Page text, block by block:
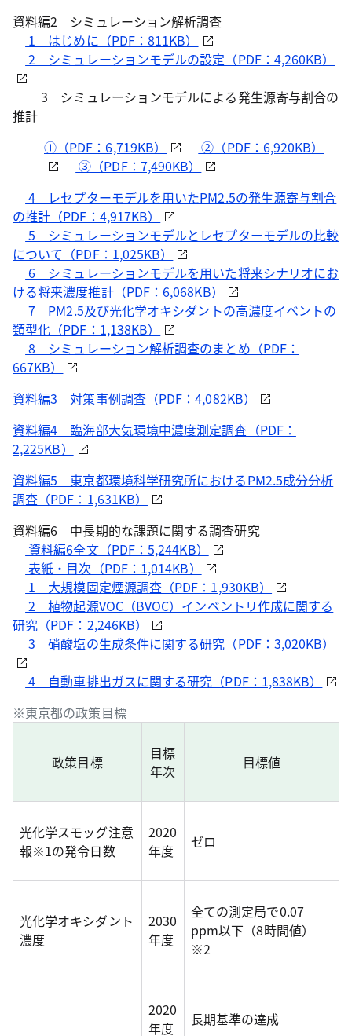
資料編2 シミュレーション解析調査
1 はじめに（PDF：811KB）
2 シミュレーションモデルの設定（PDF：4,260KB）
3 シミュレーションモデルによる発生源寄与割合の
推計
①（PDF：6,719KB）
②（PDF：6,920KB）
③（PDF：7,490KB）
4 レセプターモデルを用いたPM2.5の発生源寄与割合
の推計（PDF：4,917KB）
5 シミュレーションモデルとレセプターモデルの比較
について（PDF：1,025KB）
6 シミュレーションモデルを用いた将来シナリオにお
ける将来濃度推計（PDF：6,068KB）
7 PM2.5及び光化学オキシダントの高濃度イベントの
類型化（PDF：1,138KB）
8 シミュレーション解析調査のまとめ（PDF：
667KB）
資料編3 対策事例調査（PDF：4,082KB）
資料編4 臨海部大気環境中濃度測定調査（PDF：
2,225KB）
資料編5 東京都環境科学研究所におけるPM2.5成分分析
調査（PDF：1,631KB）
資料編6 中長期的な課題に関する調査研究
資料編6全文（PDF：5,244KB）
表紙・目次（PDF：1,014KB）
1 大規模固定煙源調査（PDF：1,930KB）
2 植物起源VOC（BVOC）インベントリ作成に関する
研究（PDF：2,246KB）
3 硝酸塩の生成条件に関する研究（PDF：3,020KB）
4 自動車排出ガスに関する研究（PDF：1,838KB）
政策目標
目標
年次
目標値
※東京都の政策目標
光化学スモッグ注意
報※1の発令日数
2020
年度
ゼロ
光化学オキシダント
濃度
2030
年度
全ての測定局で0.07
ppm以下（8時間値）
※2
2020
年度
長期基準の達成